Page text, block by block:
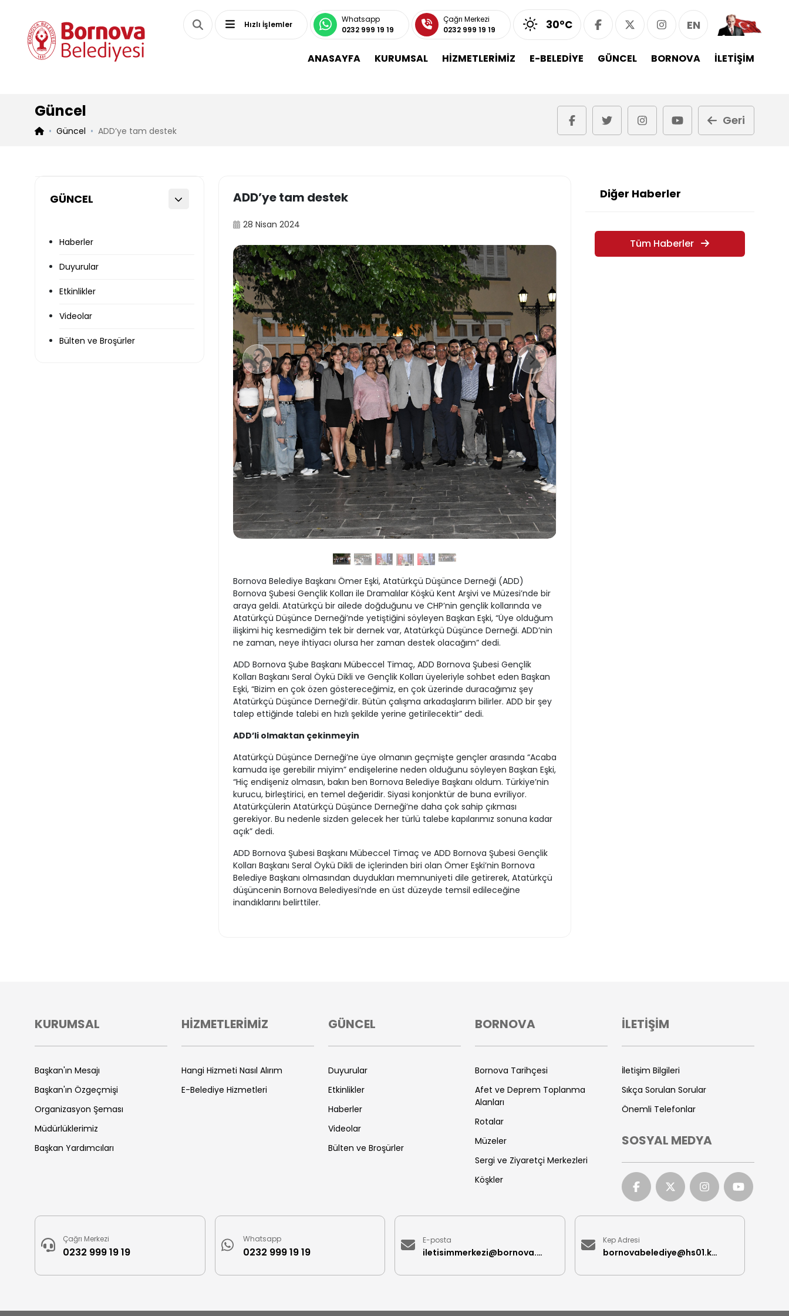
Hızlı İşlemler
Whatsapp
0232 999 19 19
Çağrı Merkezi
0232 999 19 19
30°C EN
ANASAYFA KURUMSAL HİZMETLERİMİZ E-BELEDİYE GÜNCEL BORNOVA İLETİŞİM
Güncel
Güncel ADD’ye tam destek
Geri
GÜNCEL
Haberler
Duyurular
Etkinlikler
Videolar
Bülten ve Broşürler
ADD’ye tam destek
28 Nisan 2024
Bornova Belediye Başkanı Ömer Eşki, Atatürkçü Düşünce Derneği (ADD)
Bornova Şubesi Gençlik Kolları ile Dramalılar Köşkü Kent Arşivi ve Müzesi’nde bir
araya geldi. Atatürkçü bir ailede doğduğunu ve CHP’nin gençlik kollarında ve
Atatürkçü Düşünce Derneği’nde yetiştiğini söyleyen Başkan Eşki, “Üye olduğum
ilişkimi hiç kesmediğim tek bir dernek var, Atatürkçü Düşünce Derneği. ADD’nin
ne zaman, neye ihtiyacı olursa her zaman destek olacağım” dedi.
ADD Bornova Şube Başkanı Mübeccel Timaç, ADD Bornova Şubesi Gençlik
Kolları Başkanı Seral Öykü Dikli ve Gençlik Kolları üyeleriyle sohbet eden Başkan
Eşki, “Bizim en çok özen göstereceğimiz, en çok üzerinde duracağımız şey
Atatürkçü Düşünce Derneği’dir. Bütün çalışma arkadaşlarım bilirler. ADD bir şey
talep ettiğinde talebi en hızlı şekilde yerine getirilecektir” dedi.
ADD’li olmaktan çekinmeyin
Atatürkçü Düşünce Derneği’ne üye olmanın geçmişte gençler arasında “Acaba
kamuda işe gerebilir miyim” endişelerine neden olduğunu söyleyen Başkan Eşki,
“Hiç endişeniz olmasın, bakın ben Bornova Belediye Başkanı oldum. Türkiye’nin
kurucu, birleştirici, en temel değeridir. Siyasi konjonktür de buna evriliyor.
Atatürkçülerin Atatürkçü Düşünce Derneği’ne daha çok sahip çıkması
gerekiyor. Bu nedenle sizden gelecek her türlü talebe kapılarımız sonuna kadar
açık” dedi.
ADD Bornova Şubesi Başkanı Mübeccel Timaç ve ADD Bornova Şubesi Gençlik
Kolları Başkanı Seral Öykü Dikli de içlerinden biri olan Ömer Eşki’nin Bornova
Belediye Başkanı olmasından duydukları memnuniyeti dile getirerek, Atatürkçü
düşüncenin Bornova Belediyesi’nde en üst düzeyde temsil edileceğine
inandıklarını belirttiler.
Diğer Haberler
Tüm Haberler
KURUMSAL
Başkan'ın Mesajı
Başkan'ın Özgeçmişi
Organizasyon Şeması
Müdürlüklerimiz
Başkan Yardımcıları
HİZMETLERİMİZ
Hangi Hizmeti Nasıl Alırım
E-Belediye Hizmetleri
GÜNCEL
Duyurular
Etkinlikler
Haberler
Videolar
Bülten ve Broşürler
BORNOVA
Bornova Tarihçesi
Afet ve Deprem Toplanma
Alanları
Rotalar
Müzeler
Sergi ve Ziyaretçi Merkezleri
Köşkler
İLETİŞİM
İletişim Bilgileri
Sıkça Sorulan Sorular
Önemli Telefonlar
SOSYAL MEDYA
Çağrı Merkezi
0232 999 19 19
Whatsapp
0232 999 19 19
E-posta
iletisimmerkezi@bornova.bel.tr
Kep Adresi
bornovabelediye@hs01.kep.tr